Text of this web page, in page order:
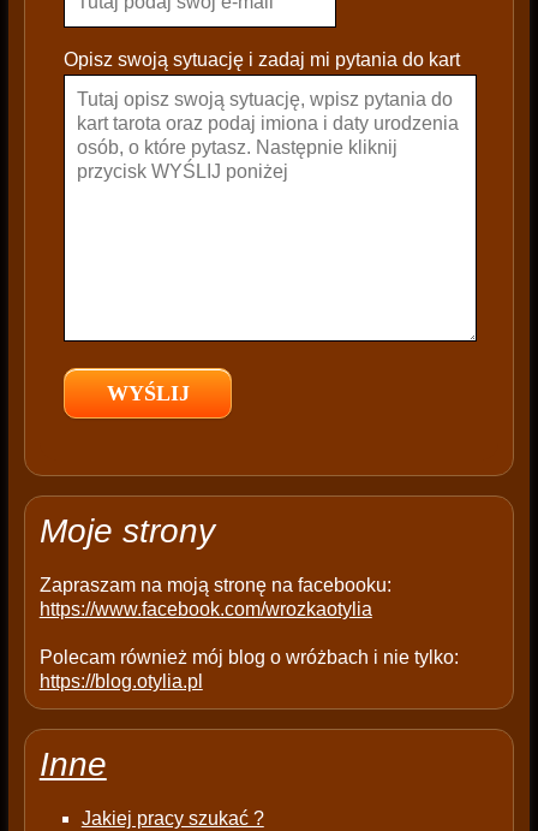
e
a
e
e
p
y
Opisz swoją sytuację i zadaj mi pytania do kart
Moje strony
Zapraszam na moją stronę na facebooku:
https://www.facebook.com/wrozkaotylia
Polecam również mój blog o wróżbach i nie tylko:
https://blog.otylia.pl
Inne
Jakiej pracy szukać ?